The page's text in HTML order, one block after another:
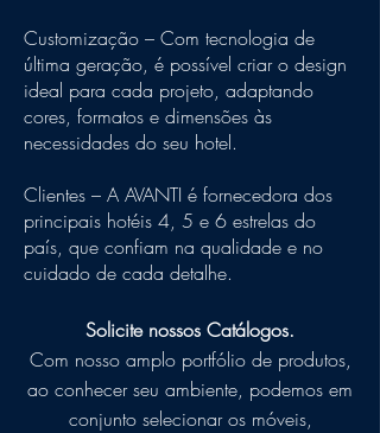
Customização – Com tecnologia de
última geração, é possível criar o design
ideal para cada projeto, adaptando
cores, formatos e dimensões às
necessidades do seu hotel.
Clientes – A AVANTI é fornecedora dos
principais hotéis 4, 5 e 6 estrelas do
país, que confiam na qualidade e no
cuidado de cada detalhe.
Solicite nossos Catálogos.
Com nosso amplo portfólio de produtos,
ao conhecer seu ambiente, podemos em
conjunto selecionar os móveis,